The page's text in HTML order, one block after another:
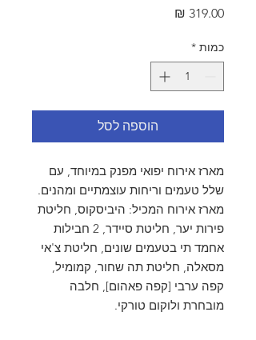
כמות *
הוספה לסל
מארז אירוח יפואי מפנק במיוחד, עם
שלל טעמים וריחות עוצמתיים ומהנים.
מארז אירוח המכיל: היביסקוס, חליטת
פירות יער, חליטת סיידר, 2 חבילות
אחמד תי בטעמים שונים, חליטת צ'אי
מסאלה, חליטת תה שחור, קמומיל,
קפה ערבי [קפה פאהום], חלבה
מובחרת ולוקום טורקי.